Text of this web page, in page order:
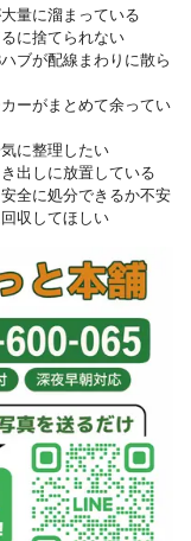
量に溜まっている
に捨てられない
ブが配線まわりに散ら
ーがまとめて余ってい
に整理したい
出しに放置している
全に処分できるか不安
収してほしい